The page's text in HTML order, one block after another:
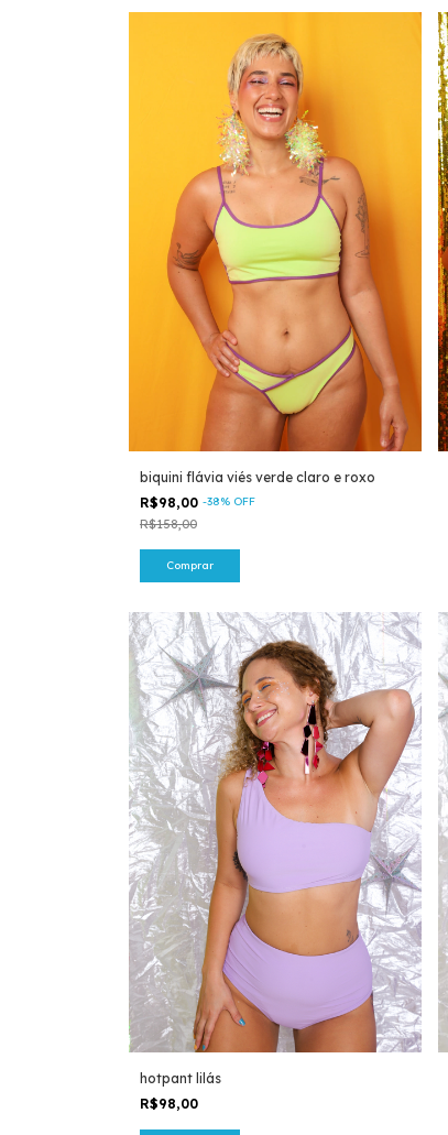
biquini flávia viés verde claro e roxo
R$98,00 -38% OFF
R$158,00
Comprar
hotpant lilás
R$98,00